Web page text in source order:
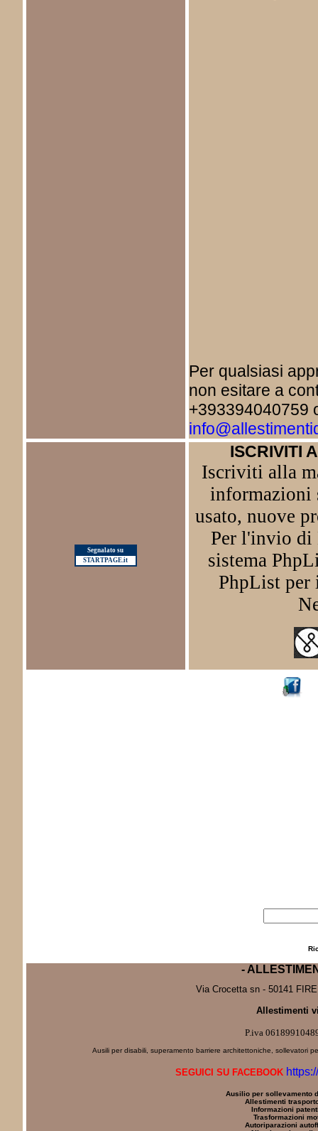
Per qualsiasi
non esitare a
+393394040759
Segnalato su
STARTPAGE.it
ISCRIVITI
Iscriviti alla
informazioni
usato, nuove
Per l'invio di
sistema
PhpList per
-
Via Crocetta sn - 50141
Allestimenti
P.iva
Ausili per disabili, superamento barriere architettoniche, sollevatori
SEGUICI SU FACEBOOK
Ausilio per sollevamento
Allestimenti
Informazioni
Trasformazioni
Autoriparazioni